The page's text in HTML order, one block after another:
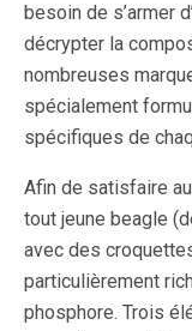
besoin de s’armer
décrypter la
nombreuses
spécialement
spécifiques de
Afin de satisfaire
tout jeune beagle
avec des
particulièrement
phosphore. Trois